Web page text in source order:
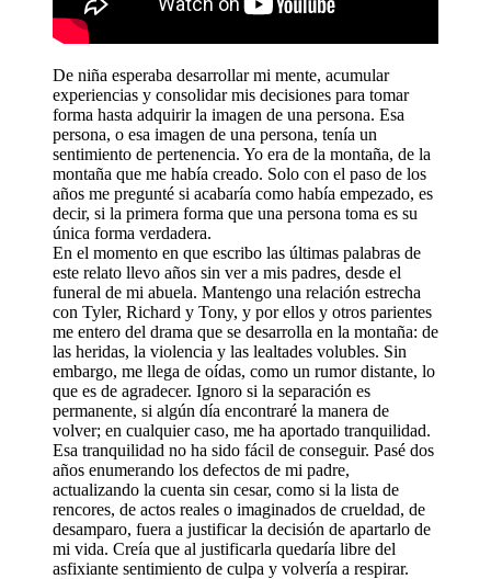
De niña esperaba desarrollar mi mente, acumular
experiencias y consolidar mis decisiones para tomar
forma hasta adquirir la imagen de una persona. Esa
persona, o esa imagen de una persona, tenía un
sentimiento de pertenencia. Yo era de la montaña, de la
montaña que me había creado. Solo con el paso de los
años me pregunté si acabaría como había empezado, es
decir, si la primera forma que una persona toma es su
única forma verdadera.
En el momento en que escribo las últimas palabras de
este relato llevo años sin ver a mis padres, desde el
funeral de mi abuela. Mantengo una relación estrecha
con Tyler, Richard y Tony, y por ellos y otros parientes
me entero del drama que se desarrolla en la montaña: de
las heridas, la violencia y las lealtades volubles. Sin
embargo, me llega de oídas, como un rumor distante, lo
que es de agradecer. Ignoro si la separación es
permanente, si algún día encontraré la manera de
volver; en cualquier caso, me ha aportado tranquilidad.
Esa tranquilidad no ha sido fácil de conseguir. Pasé dos
años enumerando los defectos de mi padre,
actualizando la cuenta sin cesar, como si la lista de
rencores, de actos reales o imaginados de crueldad, de
desamparo, fuera a justificar la decisión de apartarlo de
mi vida. Creía que al justificarla quedaría libre del
asfixiante sentimiento de culpa y volvería a respirar.